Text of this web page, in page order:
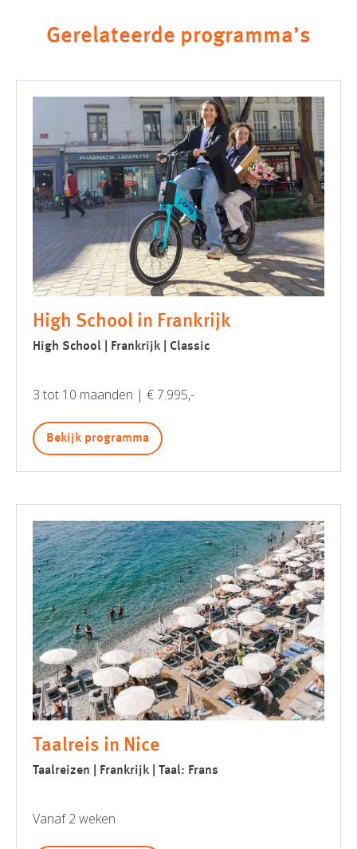
Gerelateerde programma’s
High School in Frankrijk
High School | Frankrijk | Classic
3 tot 10 maanden | € 7.995,-
Bekijk programma
Taalreis in Nice
Taalreizen | Frankrijk | Taal: Frans
Vanaf 2 weken